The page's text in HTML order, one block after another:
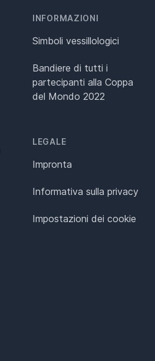
INFORMAZIONI
Simboli vessillologici
Bandiere di tutti i
partecipanti alla Coppa
del Mondo 2022
LEGALE
Impronta
Informativa sulla privacy
Impostazioni dei cookie